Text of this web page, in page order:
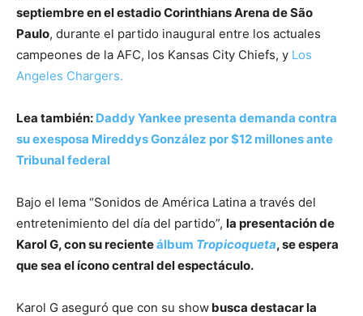
septiembre en el estadio Corinthians Arena de São
Paulo, durante el partido inaugural entre los actuales
campeones de la AFC, los Kansas City Chiefs, y Los
Angeles Chargers.
Lea también: Daddy Yankee presenta demanda contra
su exesposa Mireddys González por $12 millones ante
Tribunal federal
Bajo el lema “Sonidos de América Latina a través del
entretenimiento del día del partido”, la presentación de
Karol G, con su recienteálbum Tropicoqueta, se espera
que sea el ícono central del espectáculo.
Karol G aseguró que con su show busca destacar la